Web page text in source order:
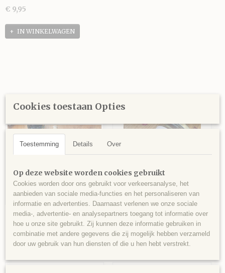
€ 9,95
IN WINKELWAGEN
extra vergine bio
olijfolie
Honing
Cookies toestaan Opties
Toestemming Details Over
Op deze website worden cookies gebruikt
Cookies worden door ons gebruikt voor verkeersanalyse, het
aanbieden van sociale media-functies en het personaliseren van
informatie en advertenties. Daarnaast verlenen we onze sociale
media-, advertentie- en analysepartners toegang tot informatie over
hoe u onze site gebruikt. Zij kunnen deze informatie gebruiken in
combinatie met andere gegevens die zij mogelijk hebben verzameld
door uw gebruik van hun diensten of die u hen hebt verstrekt.